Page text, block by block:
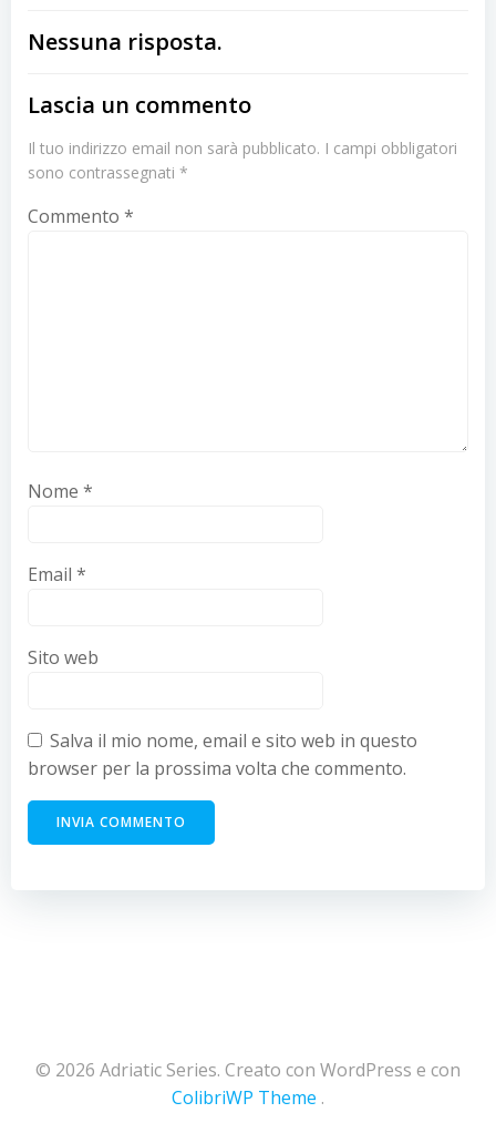
Nessuna risposta.
Lascia un commento
Il tuo indirizzo email non sarà pubblicato. I campi obbligatori
sono contrassegnati *
Commento *
Nome *
Email *
Sito web
Salva il mio nome, email e sito web in questo
browser per la prossima volta che commento.
© 2026 Adriatic Series. Creato con WordPress e con
ColibriWP Theme .